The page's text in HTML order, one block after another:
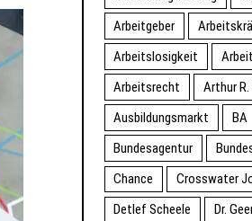
Arbeitgeber
Arbeitslosigkeit
Arbeitsrecht
Arthur
Ausbildungsmarkt
BA
Bundesagentur
Chance
Crosswater
Detlef Scheele
Dr.